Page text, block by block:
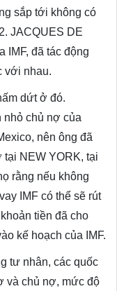
sắp tới không có
JACQUES DE
IMF, đã tác động
với nhau.
dứt ở đó.
nhỏ chủ nợ của
nên ông đã
tại NEW YORK, tại
rằng nếu không
IMF có thể sẽ rút
tiền đã cho
kế hoạch của IMF.
tư nhân, các quốc
và chủ nợ, mức độ